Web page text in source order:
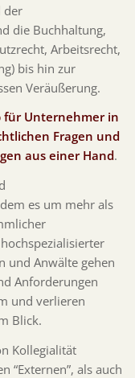
der
die Buchhaltung,
Arbeitsrecht,
bis hin zur
Veräußerung.
für Unternehmer in
Fragen und
aus einer Hand.
es um mehr als
und Anwälte gehen
Anforderungen
und verlieren
Blick.
Kollegialität
“Externen”, als auch